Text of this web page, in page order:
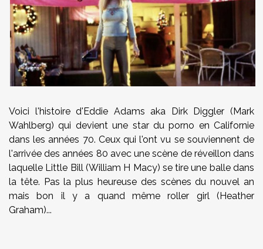
Voici l'histoire d'Eddie Adams aka Dirk Diggler (Mark
Wahlberg) qui devient une star du porno en Californie
dans les années 70. Ceux qui l'ont vu se souviennent de
l'arrivée des années 80 avec une scène de réveillon dans
laquelle Little Bill (William H Macy) se tire une balle dans
la tête. Pas la plus heureuse des scènes du nouvel an
mais bon il y a quand même roller girl (Heather
Graham)...